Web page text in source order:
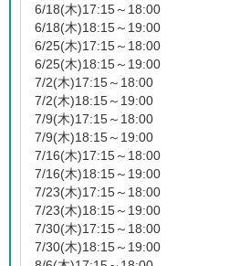
6/18(木)17:15～18:00
6/18(木)18:15～19:00
6/25(木)17:15～18:00
6/25(木)18:15～19:00
7/2(木)17:15～18:00
7/2(木)18:15～19:00
7/9(木)17:15～18:00
7/9(木)18:15～19:00
7/16(木)17:15～18:00
7/16(木)18:15～19:00
7/23(木)17:15～18:00
7/23(木)18:15～19:00
7/30(木)17:15～18:00
7/30(木)18:15～19:00